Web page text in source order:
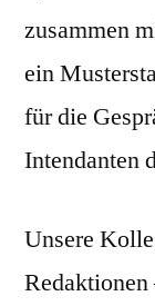
zusammen
ein
für die
Intendanten
Unsere
Redaktionen